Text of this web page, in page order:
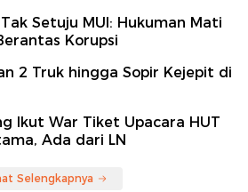
Setuju MUI: Hukuman Mati
Korupsi
2 Truk hingga Sopir Kejepit di
Ikut War Tiket Upacara HUT
Ada dari LN
Selengkapnya